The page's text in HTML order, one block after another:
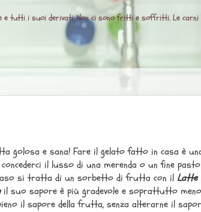
e tutti i suoi derivati. Non ci sono fritti e soffritti. Le carni
golosa e sana! Fare il gelato fatto in casa è
il lusso di una merenda o un fine pasto
si tratta di un sorbetto di frutta con il Latte
il suo sapore è più gradevole e soprattutto meno
il sapore della frutta, senza alterarne il